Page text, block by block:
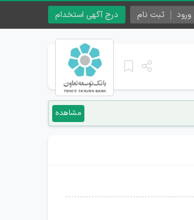
درج آگهی استخدام ورود ثبت نام
مشاهده